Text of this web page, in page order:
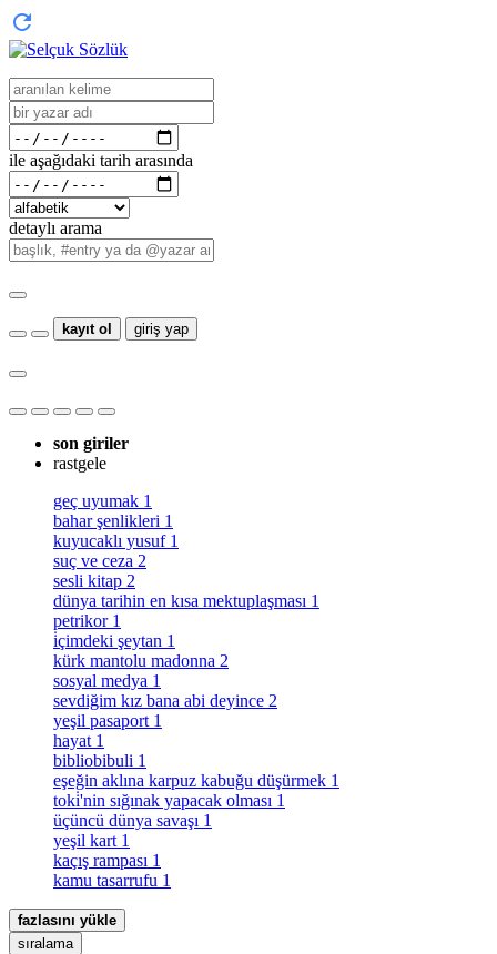
ile aşağıdaki tarih arasında
detaylı arama
kayıt ol giriş yap
son giriler
rastgele
geç uyumak 1
bahar şenlikleri 1
kuyucaklı yusuf 1
suç ve ceza 2
sesli kitap 2
dünya tarihin en kısa mektuplaşması 1
petrikor 1
i̇çimdeki şeytan 1
kürk mantolu madonna 2
sosyal medya 1
sevdiğim kız bana abi deyince 2
yeşil pasaport 1
hayat 1
bibliobibuli 1
eşeğin aklına karpuz kabuğu düşürmek 1
toki̇'nin sığınak yapacak olması 1
üçüncü dünya savaşı 1
yeşil kart 1
kaçış rampası 1
kamu tasarrufu 1
fazlasını yükle
sıralama